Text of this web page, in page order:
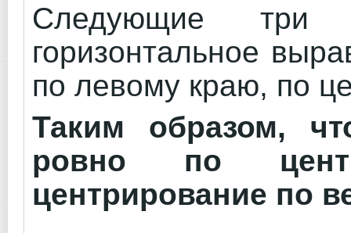
Следующие три
горизонтальное
по левому краю, по
Таким образом,
ровно по
центрирование по